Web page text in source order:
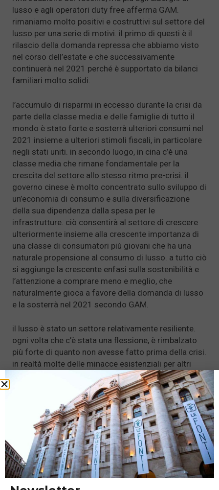
lusso e agli operatori duty free afferma GAM.
rimaniamo molto positivi e costruttivi sul settore del
lusso per una serie di motivi. il primo di questi è il
rilascio della domanda repressa che abbiamo visto
nel corso dell’estate e che successivamente
continuerà nel 2021 perché è supportato da bilanci
familiari molto solidi.
l’accumulo di risparmi in eccesso durante la crisi da
parte della classe media e delle famiglie di tutto il
mondo è stato forte e sosterrà ulteriori consumi nel
2021 insieme a ulteriori stimoli fiscali, in particolare
negli stati uniti. in secondo luogo, in cina c’è una
classe media che rimane fondamentale per la
crescita del settore allo stesso ritmo pre-crisi. il
governo cinese è molto concentrato sullo sviluppo di
un’economia di consumo e sulla diversificazione
della sua dipendenza dalla spesa per le
infrastrutture. ciò consentirà al settore di crescere
ulteriormente insieme alla crescente importanza di
una classe di consumatori più giovani che ha una
naturale propensione al consumo di lusso. a tutto ciò
si aggiunge la crescente enfasi sulla sostenibilità e
l’attenzione a comprare meno e meglio, che
naturalmente gioca a favore della domanda di lusso
e la sosterrà nel 2021 secondo GAM.
il lusso è stato un settore relativamente resiliente.
ogni volta che c’è stata una flessione, è rimbalzato
più forte di quanto non avesse fatto prima della crisi.
in realtà molte delle minacce esistenziali per altri
settori, come la tecnologia, rappresentano
un’opportunità piuttosto che una minaccia per il
comparto. detto questo, le maggiori preoccupazioni
riguardano più i marchi nello specifico; dato che
questi si interfacciano in modo molto diretto con il
consumatore, qualsiasi tipo di scandalo di pr viene
captato dai consumatori e immediatamente
amplificato dai social media. ecco perché penso che
questi marchi debbano essere in prima linea per